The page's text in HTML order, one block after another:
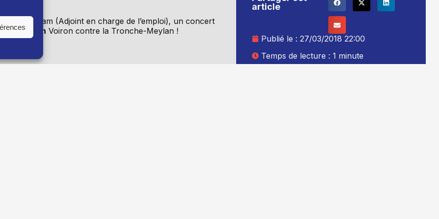
de Jaham (Adjoint en charge de l’emploi), un concert
féminin Voiron contre la Tronche-Meylan !
article
Publié le :27/03/2018 22:00
Temps de lecture : 1 minute